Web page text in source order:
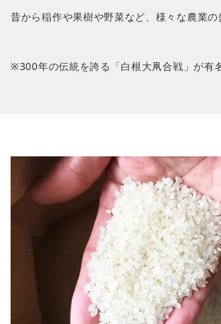
昔から稲作や果樹や野菜など、様々な農業の
※300年の伝統を誇る「白根大凧合戦」が有